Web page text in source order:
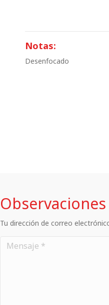
Notas:
Desenfocado
Tu dirección de correo